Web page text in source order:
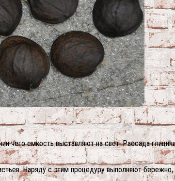
чего емкость выставляют на свет. Рассада
Наряду с этим процедуру выполняют бережно,